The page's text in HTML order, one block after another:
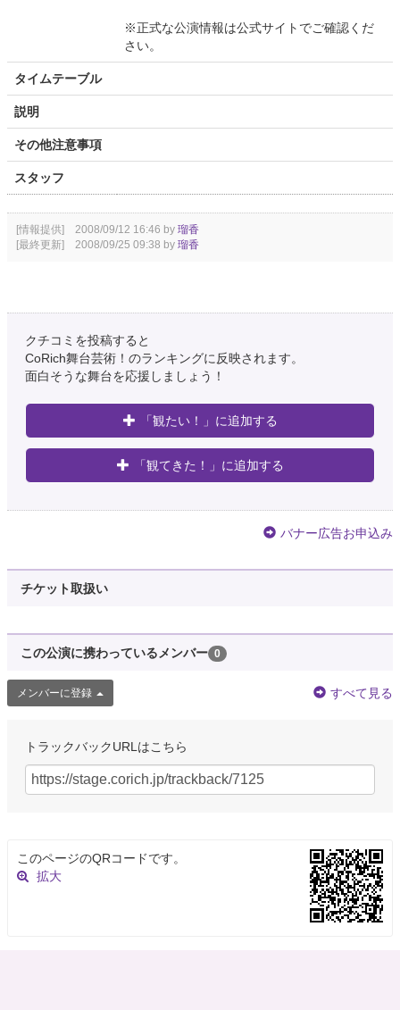
※正式な公演情報は公式サイトでご確認くだ
さい。
タイムテーブル
説明
その他注意事項
スタッフ
[情報提供] 2008/09/12 16:46 by 瑠香
[最終更新] 2008/09/25 09:38 by 瑠香
クチコミを投稿すると
CoRich舞台芸術！のランキングに反映されます。
面白そうな舞台を応援しましょう！
「観たい！」に追加する
「観てきた！」に追加する
バナー広告お申込み
チケット取扱い
この公演に携わっているメンバー 0
メンバーに登録 すべて見る
トラックバックURLはこちら
このページのQRコードです。
拡大